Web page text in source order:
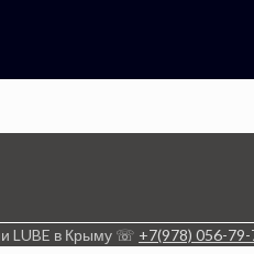
LUBE в Крыму ☏ +7(978) 056-